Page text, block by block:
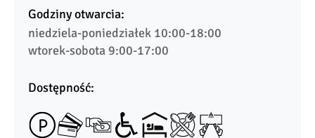
Godziny otwarcia:
niedziela-poniedziałek 10:00-18:00
wtorek-sobota 9:00-17:00
Dostępność: